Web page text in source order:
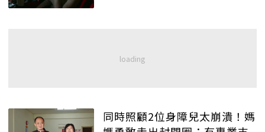
同時照顧2位身障兒太崩潰！媽